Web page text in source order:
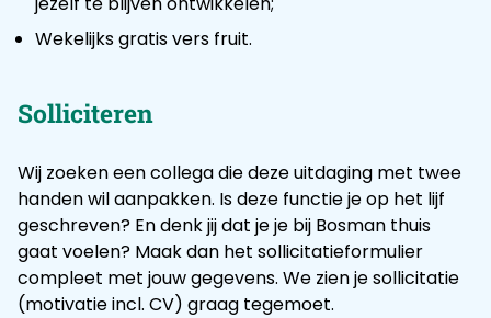
Wekelijks gratis vers fruit.
Solliciteren
Wij zoeken een collega die deze uitdaging met twee
handen wil aanpakken. Is deze functie je op het lijf
geschreven? En denk jij dat je je bij Bosman thuis
gaat voelen? Maak dan het sollicitatieformulier
compleet met jouw gegevens. We zien je sollicitatie
(motivatie incl. CV) graag tegemoet.